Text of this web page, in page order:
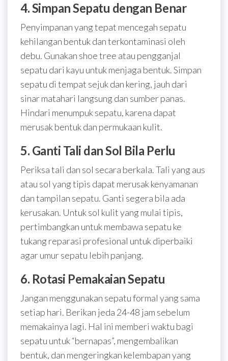
4. Simpan Sepatu dengan Benar
Penyimpanan yang tepat mencegah sepatu
kehilangan bentuk dan terkontaminasi oleh
debu. Gunakan shoe tree atau pengganjal
sepatu dari kayu untuk menjaga bentuk. Simpan
sepatu di tempat sejuk dan kering, jauh dari
sinar matahari langsung dan sumber panas.
Hindari menumpuk sepatu, karena dapat
merusak bentuk dan permukaan kulit.
5. Ganti Tali dan Sol Bila Perlu
Periksa tali dan sol secara berkala. Tali yang aus
atau sol yang tipis dapat merusak kenyamanan
dan tampilan sepatu. Ganti segera bila ada
kerusakan. Untuk sol kulit yang mulai tipis,
pertimbangkan untuk membawa sepatu ke
tukang reparasi profesional untuk diperbaiki
agar umur sepatu lebih panjang.
6. Rotasi Pemakaian Sepatu
Jangan menggunakan sepatu formal yang sama
setiap hari. Berikan jeda 24-48 jam sebelum
memakainya lagi. Hal ini memberi waktu bagi
sepatu untuk “bernapas”, mengembalikan
bentuk, dan mengeringkan kelembapan yang